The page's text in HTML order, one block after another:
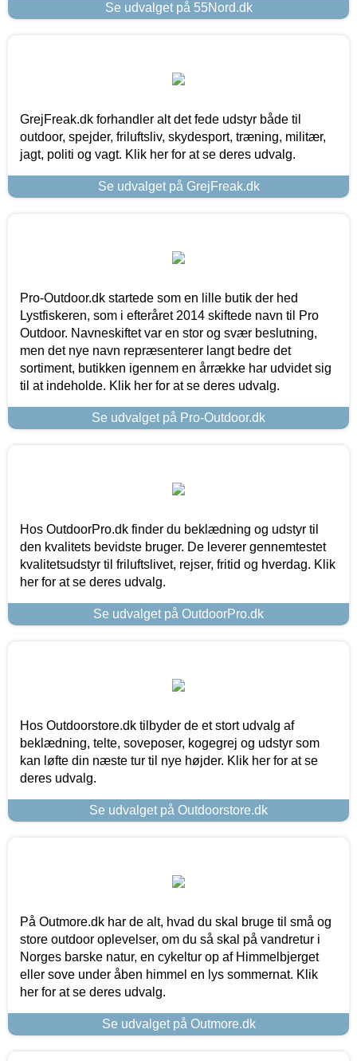
Se udvalget på 55Nord.dk
GrejFreak.dk forhandler alt det fede udstyr både til
outdoor, spejder, friluftsliv, skydesport, træning, militær,
jagt, politi og vagt. Klik her for at se deres udvalg.
Se udvalget på GrejFreak.dk
Pro-Outdoor.dk startede som en lille butik der hed
Lystfiskeren, som i efteråret 2014 skiftede navn til Pro
Outdoor. Navneskiftet var en stor og svær beslutning,
men det nye navn repræsenterer langt bedre det
sortiment, butikken igennem en årrække har udvidet sig
til at indeholde. Klik her for at se deres udvalg.
Se udvalget på Pro-Outdoor.dk
Hos OutdoorPro.dk finder du beklædning og udstyr til
den kvalitets bevidste bruger. De leverer gennemtestet
kvalitetsudstyr til friluftslivet, rejser, fritid og hverdag. Klik
her for at se deres udvalg.
Se udvalget på OutdoorPro.dk
Hos Outdoorstore.dk tilbyder de et stort udvalg af
beklædning, telte, soveposer, kogegrej og udstyr som
kan løfte din næste tur til nye højder. Klik her for at se
deres udvalg.
Se udvalget på Outdoorstore.dk
På Outmore.dk har de alt, hvad du skal bruge til små og
store outdoor oplevelser, om du så skal på vandretur i
Norges barske natur, en cykeltur op af Himmelbjerget
eller sove under åben himmel en lys sommernat. Klik
her for at se deres udvalg.
Se udvalget på Outmore.dk